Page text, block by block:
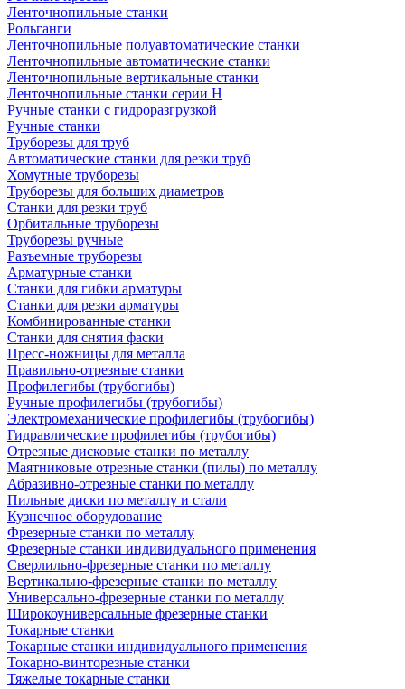
Ленточнопильные станки
Рольганги
Ленточнопильные полуавтоматические станки
Ленточнопильные автоматические станки
Ленточнопильные вертикальные станки
Ленточнопильные станки серии H
Ручные станки с гидроразгрузкой
Ручные станки
Труборезы для труб
Автоматические станки для резки труб
Хомутные труборезы
Труборезы для больших диаметров
Станки для резки труб
Орбитальные труборезы
Труборезы ручные
Разъемные труборезы
Арматурные станки
Станки для гибки арматуры
Станки для резки арматуры
Комбинированные станки
Станки для снятия фаски
Пресс-ножницы для металла
Правильно-отрезные станки
Профилегибы (трубогибы)
Ручные профилегибы (трубогибы)
Электромеханические профилегибы (трубогибы)
Гидравлические профилегибы (трубогибы)
Отрезные дисковые станки по металлу
Маятниковые отрезные станки (пилы) по металлу
Абразивно-отрезные станки по металлу
Пильные диски по металлу и стали
Кузнечное оборудование
Фрезерные станки по металлу
Фрезерные станки индивидуального применения
Сверлильно-фрезерные станки по металлу
Вертикально-фрезерные станки по металлу
Универсально-фрезерные станки по металлу
Широкоуниверсальные фрезерные станки
Токарные станки
Токарные станки индивидуального применения
Токарно-винторезные станки
Тяжелые токарные станки